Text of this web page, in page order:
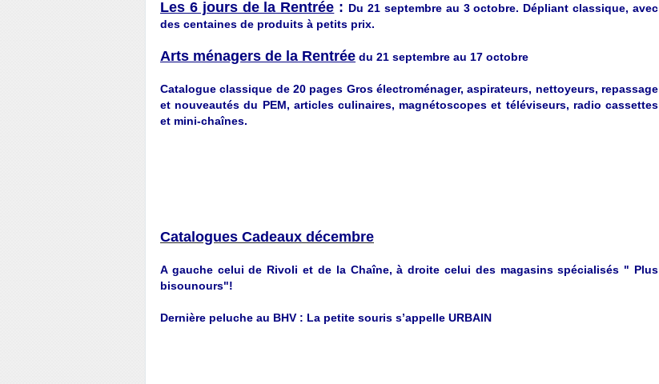
Les 6 jours de la Rentrée : Du 21 septembre au 3 octobre. Dépliant classique, avec
des centaines de produits à petits prix.
Arts ménagers de la Rentrée du 21 septembre au 17 octobre
Catalogue classique de 20 pages Gros électroménager, aspirateurs, nettoyeurs, repassage
et nouveautés du PEM, articles culinaires, magnétoscopes et téléviseurs, radio cassettes
et mini-chaînes.
Catalogues Cadeaux décembre
A gauche celui de Rivoli et de la Chaîne, à droite celui des magasins spécialisés " Plus
bisounours"!
Dernière peluche au BHV : La petite souris s’appelle URBAIN